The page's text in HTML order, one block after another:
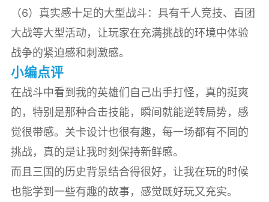
（6）真实感十足的大型战斗：具有千人竞技、百团
大战等大型活动，让玩家在充满挑战的环境中体验
战争的紧迫感和刺激感。
小编点评
在战斗中看到我的英雄们自己出手打怪，真的挺爽
的，特别是那种合击技能，瞬间就能逆转局势，感
觉很带感。关卡设计也很有趣，每一场都有不同的
挑战，真的是让我时刻保持新鲜感。
而且三国的历史背景结合得很好，让我在玩的时候
也能学到一些有趣的故事，感觉既好玩又充实。